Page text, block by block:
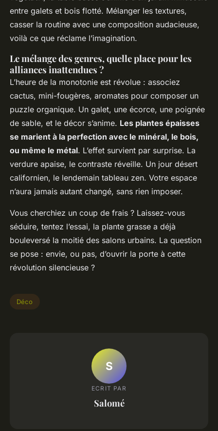
entre galets et bois flotté. Mélanger les textures,
casser la routine avec une composition audacieuse,
voilà ce que réclame l’imagination.
Le mélange des genres, quelle place pour les
alliances inattendues ?
L’heure de la monotonie est révolue : associez
cactus, mini-fougères, aromates pour composer un
puzzle organique. Un galet, une écorce, une poignée
de sable, et le décor s’anime. Les plantes épaisses
se marient à la perfection avec le minéral, le bois,
ou même le métal. L’effet survient par surprise. La
verdure apaise, le contraste réveille. Un jour désert
californien, le lendemain tableau zen. Votre espace
n’aura jamais autant changé, sans rien imposer.
Vous cherchiez un coup de frais ? Laissez-vous
séduire, tentez l’essai, la plante grasse a déjà
bouleversé la moitié des salons urbains. La question
se pose : envie, ou pas, d’ouvrir la porte à cette
révolution silencieuse ?
Déco
S
ECRIT PAR
Salomé